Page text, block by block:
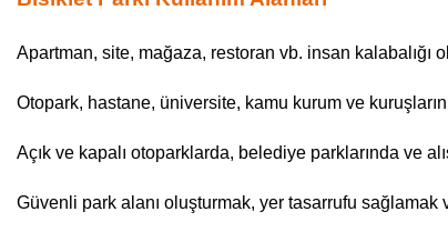
Apartman, site, mağaza, restoran vb. insan kalabalığı
Otopark, hastane, üniversite, kamu kurum ve
Açık ve kapalı otoparklarda, belediye parklarında ve
Güvenli park alanı oluşturmak, yer tasarrufu sağlamak